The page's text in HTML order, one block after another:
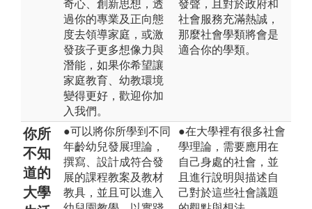
奇心、創新思想，透
過你的專業及正向態
度去領導家庭，或激
發孩子更多想像力與
潛能，如果你希望讓
家庭教育、幼教環境
變得更好，歡迎你加
入我們。
發聲，且對於政府和
社會服務充滿熱誠，
那麼社會學類將會是
適合你的學類。
你所
不知
道的
大學
●可以將你所學到不同
年齡幼兒發展理論，
撰寫、設計成符合發
展的課程教案及教材
教具，並且可以進入
●在大學裡有很多社會
學理論，需要應用在
自己身處的社會，並
且進行說明與描述自
己對於這些社會議題